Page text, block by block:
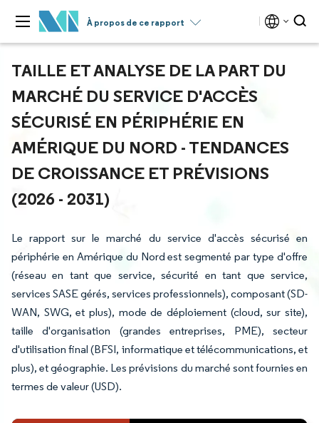
À propos de ce rapport
TAILLE ET ANALYSE DE LA PART DU
MARCHÉ DU SERVICE D'ACCÈS
SÉCURISÉ EN PÉRIPHÉRIE EN
AMÉRIQUE DU NORD - TENDANCES
DE CROISSANCE ET PRÉVISIONS
(2026 - 2031)
Le rapport sur le marché du service d'accès sécurisé en
périphérie en Amérique du Nord est segmenté par type d'offre
(réseau en tant que service, sécurité en tant que service,
services SASE gérés, services professionnels), composant (SD-
WAN, SWG, et plus), mode de déploiement (cloud, sur site),
taille d'organisation (grandes entreprises, PME), secteur
d'utilisation final (BFSI, informatique et télécommunications, et
plus), et géographie. Les prévisions du marché sont fournies en
termes de valeur (USD).